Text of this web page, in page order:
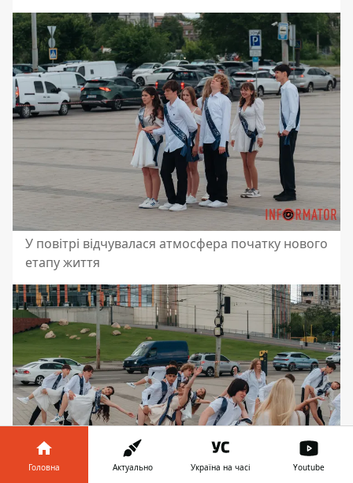
У повітрі відчувалася атмосфера початку нового
етапу життя
Головна Актуально Україна на часі Youtube